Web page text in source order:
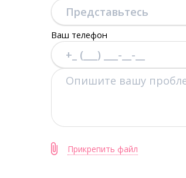
Ваш телефон
Прикрепить файл